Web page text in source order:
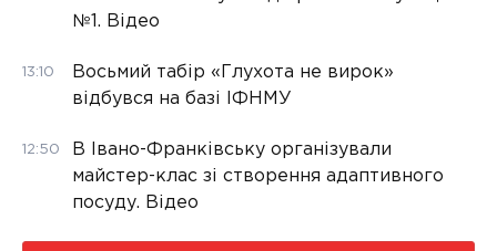
№1. Відео
13:10
Восьмий табір «Глухота не вирок»
відбувся на базі ІФНМУ
12:50
В Івано-Франківську організували
майстер-клас зі створення адаптивного
посуду. Відео